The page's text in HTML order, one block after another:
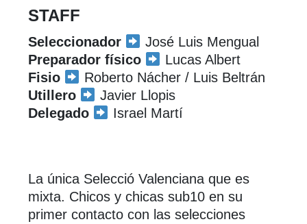
STAFF
Seleccionador
José Luis Mengual
Preparador físico
Lucas Albert
Fisio
Roberto Nácher / Luis Beltrán
Utillero
Javier Llopis
Delegado
Israel Martí
La única Selecció Valenciana que es
mixta. Chicos y chicas sub10 en su
primer contacto con las selecciones